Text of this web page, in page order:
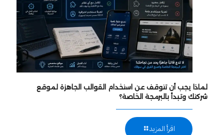
لماذا يجب أن تتوقف عن استخدام القوالب الجاهزة لموقع
شركتك وتبدأ بالبرمجة الخاصة؟
اقرأ المزيد